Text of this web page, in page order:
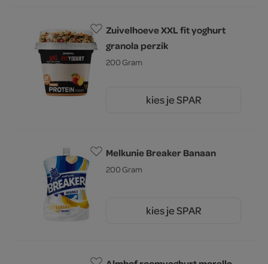
Zuivelhoeve XXL fit yoghurt
granola perzik
200 Gram
kies je SPAR
Melkunie Breaker Banaan
200 Gram
kies je SPAR